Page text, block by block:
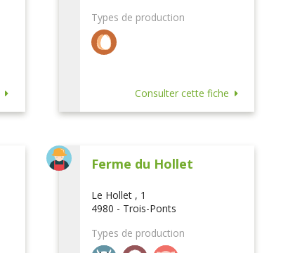
Types de production
Consulter cette fiche
Ferme du Hollet
Le Hollet , 1
4980 - Trois-Ponts
Types de production